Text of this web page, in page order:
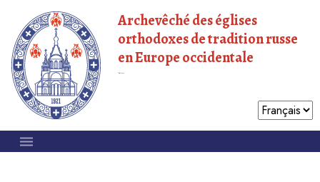
Archevêché des églises
orthodoxes de tradition russe
en Europe occidentale